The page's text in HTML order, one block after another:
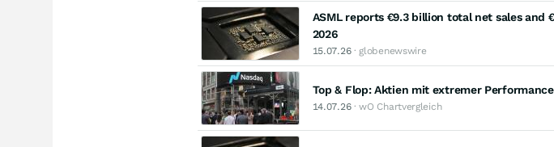
ASML reports €9.3 billion total net sales and
2026
15.07.26· globenewswire
Top & Flop: Aktien mit extremer Performance
14.07.26· wO Chartvergleich